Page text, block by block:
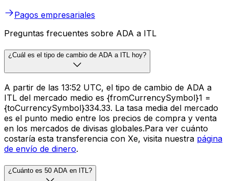
Pagos empresariales
Preguntas frecuentes sobre ADA a ITL
¿Cuál es el tipo de cambio de ADA a ITL hoy?
A partir de las 13:52 UTC, el tipo de cambio de ADA a
ITL del mercado medio es {fromCurrencySymbol}1 =
{toCurrencySymbol}334.33. La tasa media del mercado
es el punto medio entre los precios de compra y venta
en los mercados de divisas globales.Para ver cuánto
costaría esta transferencia con Xe, visita nuestra página
de envío de dinero.
¿Cuánto es 50 ADA en ITL?